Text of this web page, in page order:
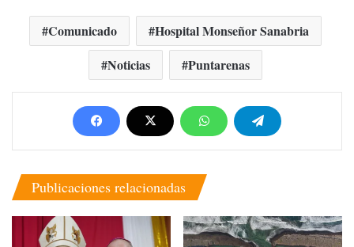
Comunicado
Hospital Monseñor Sanabria
Noticias
Puntarenas
Publicaciones relacionadas